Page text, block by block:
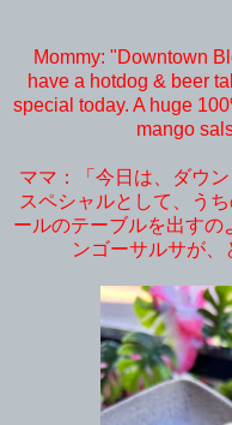
Mommy: "Downtown
have a hotdog & beer
special today. A huge
mango
ママ：「今日は、ダウ
スペシャルとして、う
ールのテーブルを出す
ンゴーサルサが、